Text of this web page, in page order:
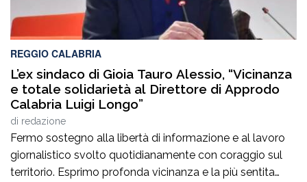
REGGIO CALABRIA
L’ex sindaco di Gioia Tauro Alessio, “Vicinanza
e totale solidarietà al Direttore di Approdo
Calabria Luigi Longo”
di redazione
Fermo sostegno alla libertà di informazione e al lavoro
giornalistico svolto quotidianamente con coraggio sul
territorio. Esprimo profonda vicinanza e la più sentita